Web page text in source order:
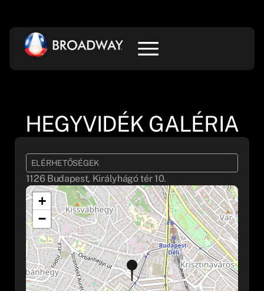
HEGYVIDÉK GALÉRIA
ELÉRHETŐSÉGEK
1126 Budapest, Királyhágó tér 10.
+
−